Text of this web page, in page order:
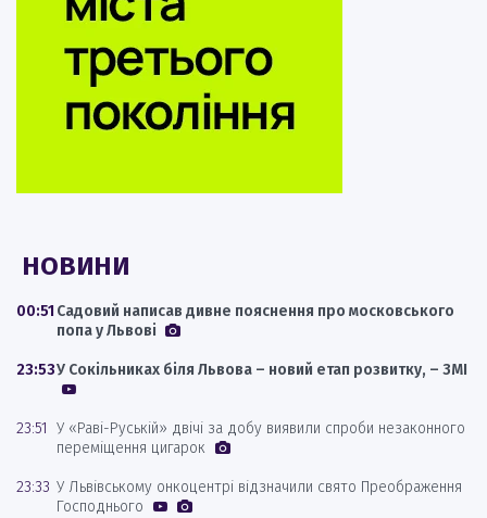
НОВИНИ
00:51 Садовий написав дивне пояснення про московського
попа у Львові
23:53У Сокільниках біля Львова – новий етап розвитку, – ЗМІ
23:51 У «Раві-Руській» двічі за добу виявили спроби незаконного
переміщення цигарок
23:33 У Львівському онкоцентрі відзначили свято Преображення
Господнього